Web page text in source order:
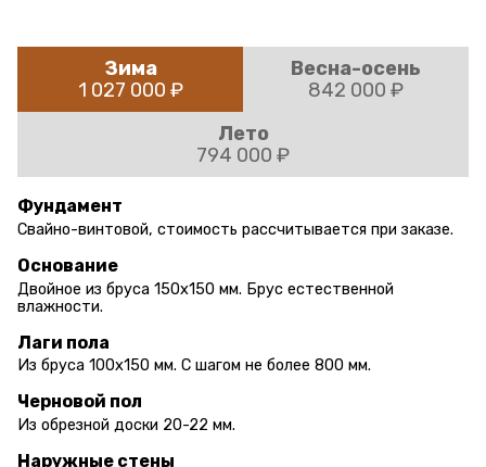
Зима
1 027 000 ₽
Весна-осень
842 000 ₽
Лето
794 000 ₽
Фундамент
Свайно-винтовой, стоимость рассчитывается при заказе.
Основание
Двойное из бруса 150х150 мм. Брус естественной
влажности.
Лаги пола
Из бруса 100х150 мм. С шагом не более 800 мм.
Черновой пол
Из обрезной доски 20-22 мм.
Наружные стены